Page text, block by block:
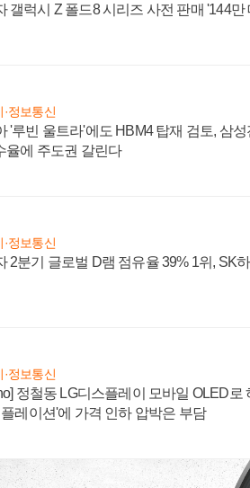
갤럭시 Z 폴드8 시리즈 사전 판매 '144만
·정보통신
'루빈 울트라'에도 HBM4 탑재 검토, 삼
율에 주도권 갈린다
·정보통신
2분기 글로벌 D램 점유율 39% 1위, SK
·정보통신
정철동 LG디스플레이 모바일 OLED로
레이션'에 가격 인하 압박은 부담